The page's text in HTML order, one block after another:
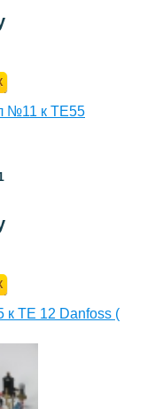
№11 к ТЕ55
TE 12 Danfoss (